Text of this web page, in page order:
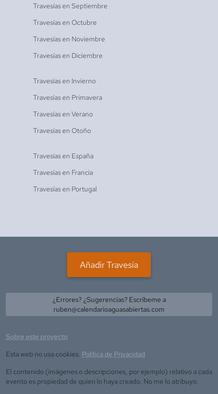
Travesías en Septiembre
Travesías en Octubre
Travesías en Noviembre
Travesías en Diciembre
Travesías en Invierno
Travesías en Primavera
Travesías en Verano
Travesías en Otoño
Travesías en España
Travesías en Francia
Travesías en Portugal
Añadir Travesía
¿Errores? ¿Sugerencias? Escríbeme a
ruben@calendarioaguasabiertas.com
Sobre este proyecto
Esta web no usa cookies. Política de Privacidad
El contenido (imágenes o descripciones, por ejemplo) relativo a cada
evento es propiedad de quien lo haya creado. No me lo atribuyo.